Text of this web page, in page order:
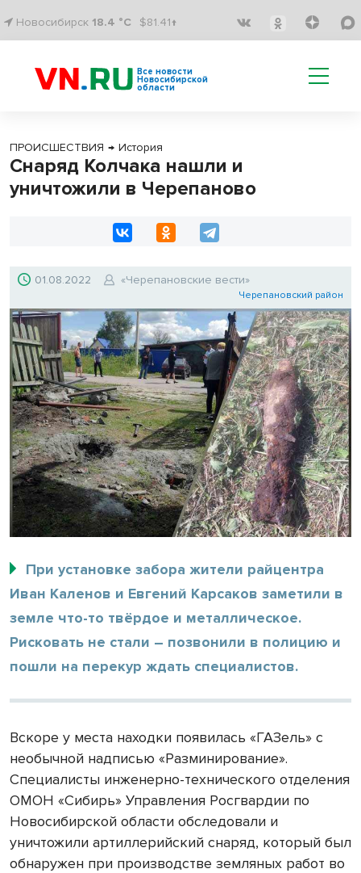
Новосибирск 18.4 °C $81.41↑
Все новости
Новосибирской
области
ПРОИСШЕСТВИЯ → История
Снаряд Колчака нашли и
уничтожили в Черепаново
01.08.2022 «Черепановские вести»
Черепановский район
При установке забора жители райцентра
Иван Каленов и Евгений Карсаков заметили в
земле что-то твёрдое и металлическое.
Рисковать не стали – позвонили в полицию и
пошли на перекур ждать специалистов.
Вскоре у места находки появилась «ГАЗель» с
необычной надписью «Разминирование».
Специалисты инженерно-технического отделения
ОМОН «Сибирь» Управления Росгвардии по
Новосибирской области обследовали и
уничтожили артиллерийский снаряд, который был
обнаружен при производстве земляных работ во